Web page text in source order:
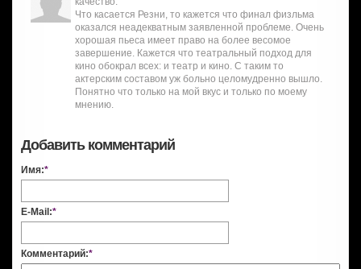
Что касается Резни, то кажется что финал физльма
оказался неадекватным заявленной проблеме. Очень
хорошая пьеса имеет право на более весомое
завершение. Кажется что театральный подход для
кино обокрал всех: и театр и кино. С таким то
актерским составом уж больно целомудренно вышло.
Понятно что только на мой вкус и только по моему
мнению.
Добавить комментарий
Имя:*
E-Mail:*
Комментарий:*